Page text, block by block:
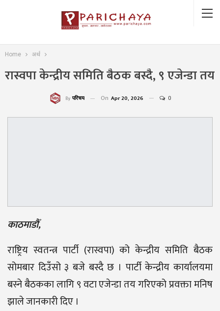
Home अर्थ
रास्वपा केन्द्रीय समिति बैठक बस्दै, ९ एजेन्डा तय
By परिचय On Apr 20, 2026 0
काठमाडौँ,
राष्ट्रिय स्वतन्त्र पार्टी (रास्वपा) को केन्द्रीय समिति बैठक
सोमबार दिउँसो ३ बजे बस्दै छ । पार्टी केन्द्रीय कार्यालयमा
बस्ने बैठकका लागि ९ वटा एजेन्डा तय गरिएको प्रवक्ता मनिष
झाले जानकारी दिए ।